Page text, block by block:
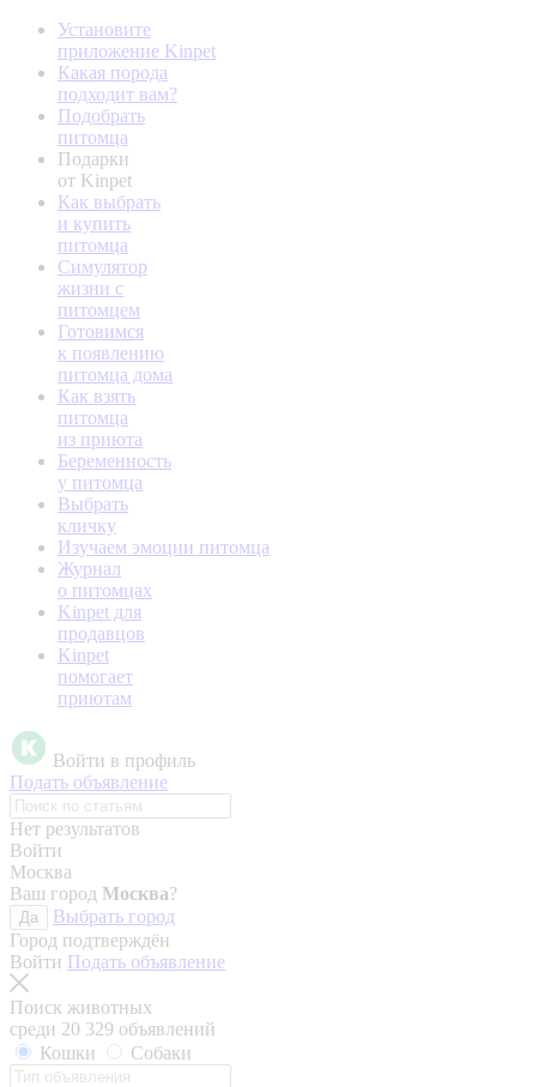
Установите
приложение Kinpet
Какая порода
подходит вам?
Подобрать
питомца
Подарки
от Kinpet
Как выбрать
и купить
питомца
Симулятор
жизни с
питомцем
Готовимся
к появлению
питомца дома
Как взять
питомца
из приюта
Беременность
у питомца
Выбрать
кличку
Изучаем эмоции питомца
Журнал
о питомцах
Kinpet для
продавцов
Kinpet
помогает
приютам
Войти в профиль
Подать объявление
Нет результатов
Войти
Москва
Ваш город Москва?
Да
Выбрать город
Город подтверждён
Войти Подать объявление
Поиск животных
среди 20 329 объявлений
Кошки
Собаки